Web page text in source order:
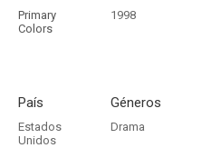
Primary
Colors
1998
País
Estados
Unidos
Géneros
Drama